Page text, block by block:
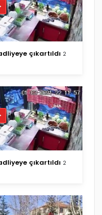
çıkartıldı 2
çıkartıldı 2